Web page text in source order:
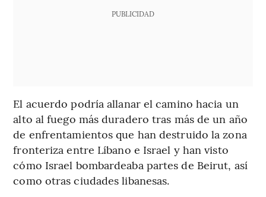
PUBLICIDAD
El acuerdo podría allanar el camino hacia un
alto al fuego más duradero tras más de un año
de enfrentamientos que han destruido la zona
fronteriza entre Líbano e Israel y han visto
cómo Israel bombardeaba partes de Beirut, así
como otras ciudades libanesas.